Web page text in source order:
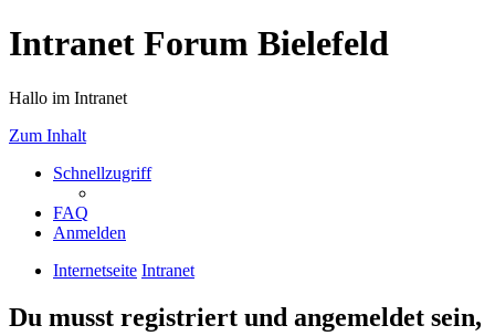
Intranet Forum Bielefeld
Hallo im Intranet
Zum Inhalt
Schnellzugriff
FAQ
Anmelden
Internetseite Intranet
Du musst registriert und angemeldet sein,